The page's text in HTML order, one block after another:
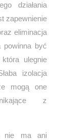
działania
zapewnienie
eliminacja
powinna być
która ulegnie
izolacja
mogą one
z
nie ma ani